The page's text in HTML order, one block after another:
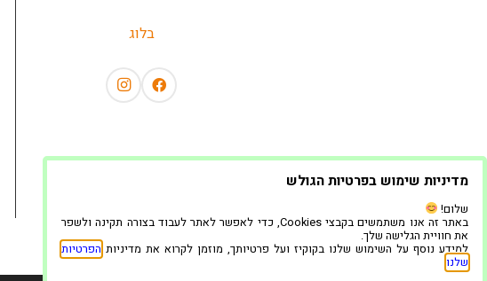
בלוג
מדיניות שימוש בפרטיות הגולש
שלום!
באתר זה אנו משתמשים בקבצי Cookies, כדי לאפשר לאתר לעבוד בצורה תקינה ולשפר
את חוויית הגלישה שלך.
למידע נוסף על השימוש שלנו בקוקיז ועל פרטיותך, מוזמן לקרוא את מדיניות הפרטיות
שלנו